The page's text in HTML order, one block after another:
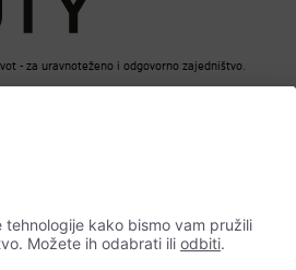
- za uravnoteženo i odgovorno zajedništvo.